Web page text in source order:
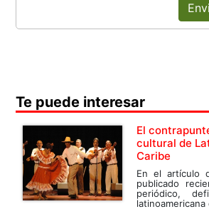
Te puede interesar
El
cultural de
Caribe
En el artículo
publicado
periódico,